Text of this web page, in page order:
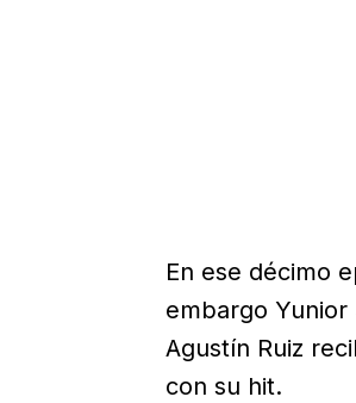
En ese décimo
embargo
Agustín Ruiz
con su hit.